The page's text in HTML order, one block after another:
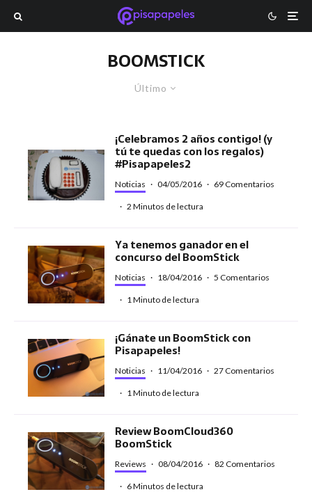
BOOMSTICK
Último
¡Celebramos 2 años contigo! (y
tú te quedas con los regalos)
#Pisapapeles2
Noticias · 04/05/2016 · 69 Comentarios
· 2 Minutos de lectura
Ya tenemos ganador en el
concurso del BoomStick
Noticias · 18/04/2016 · 5 Comentarios
· 1 Minuto de lectura
¡Gánate un BoomStick con
Pisapapeles!
Noticias · 11/04/2016 · 27 Comentarios
· 1 Minuto de lectura
Review BoomCloud360
BoomStick
Reviews · 08/04/2016 · 82 Comentarios
· 6 Minutos de lectura